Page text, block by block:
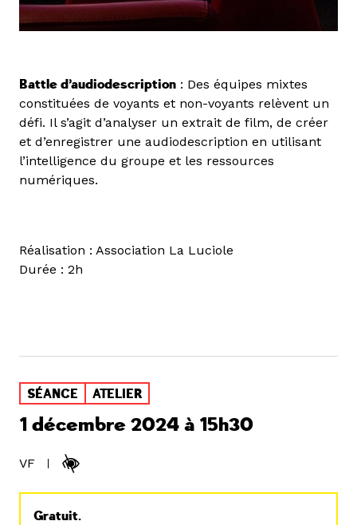
Battle d’audiodescription : Des équipes mixtes
constituées de voyants et non-voyants relèvent un
défi. Il s’agit d’analyser un extrait de film, de créer
et d’enregistrer une audiodescription en utilisant
l’intelligence du groupe et les ressources
numériques.
Réalisation : Association La Luciole
Durée : 2h
SÉANCE ATELIER
1 décembre 2024 à 15h30
VF
Gratuit.